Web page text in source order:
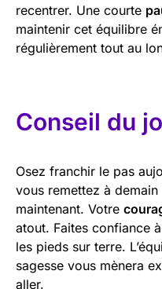
recentrer. Une courte
maintenir cet équilibre
régulièrement tout au
Conseil du
Osez franchir le pas
vous remettez à
maintenant. Votre
atout. Faites confiance
les pieds sur terre.
sagesse vous mènera
aller.